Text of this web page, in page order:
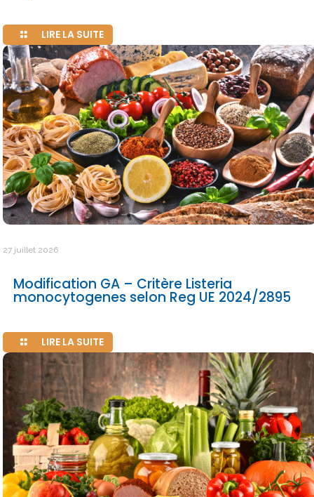
LIRE LA SUITE
27 juillet 2026
Modification GA – Critère Listeria
monocytogenes selon Reg UE 2024/2895
LIRE LA SUITE